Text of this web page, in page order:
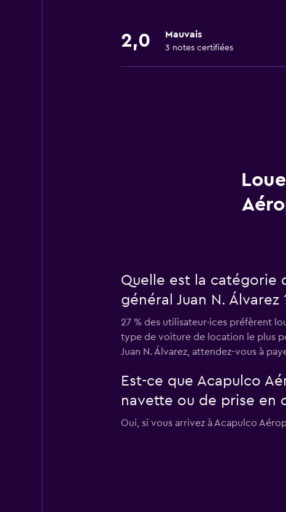
2,0 Mauvais
3 notes certifiées
Quelle est la catégorie
général Juan N. Álvarez
27 % des utilisateur·ices préfèrent
type de voiture de location le plus
Juan N. Álvarez, attendez-vous à
Est-ce que Acapulco
navette ou de prise en
Oui, si vous arrivez à Acapulco